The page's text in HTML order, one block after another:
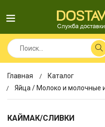
Главная
Каталог
Яйца / Молоко и молочные
КАЙМАК/СЛИВКИ